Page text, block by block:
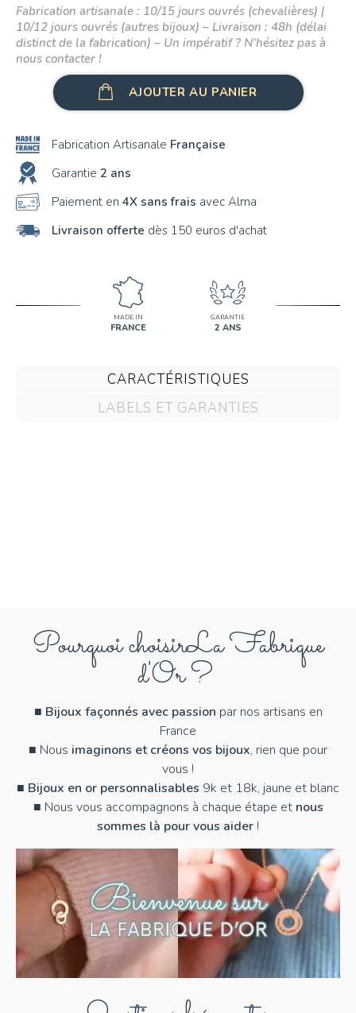
Fabrication artisanale : 10/15 jours ouvrés (chevalières) |
10/12 jours ouvrés (autres bijoux) – Livraison : 48h (délai
distinct de la fabrication) – Un impératif ? N’hésitez pas à
nous contacter !
AJOUTER AU PANIER
Fabrication Artisanale Française
Garantie 2 ans
Paiement en 4X sans frais avec Alma
Livraison offerte dès 150 euros d'achat
MADE IN
FRANCE
GARANTIE
2 ANS
CARACTÉRISTIQUES
LABELS ET GARANTIES
Pourquoi choisirLa Fabrique
d'Or ?
■ Bijoux façonnés avec passion par nos artisans en
France
■ Nous imaginons et créons vos bijoux, rien que pour
vous !
■ Bijoux en or personnalisables 9k et 18k, jaune et blanc
■ Nous vous accompagnons à chaque étape et nous
sommes là pour vous aider !